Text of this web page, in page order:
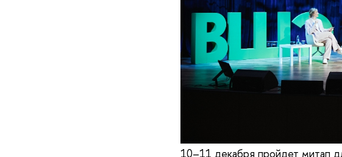
10–11 декабря пройдет митап